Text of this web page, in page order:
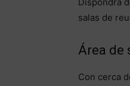
Dispondrá
salas de
Área de
Con cerca